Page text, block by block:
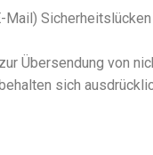
Übersendung von
sich